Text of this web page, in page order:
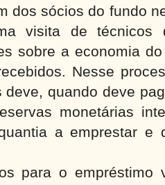
dos sócios do fundo
visita de técnicos
sobre a economia
Nesse
deve, quando deve
monetárias
a emprestar e
para o empréstimo